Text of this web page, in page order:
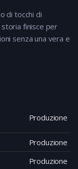
di tocchi di
storia finisce per
senza una vera e
Produzione
Produzione
Produzione